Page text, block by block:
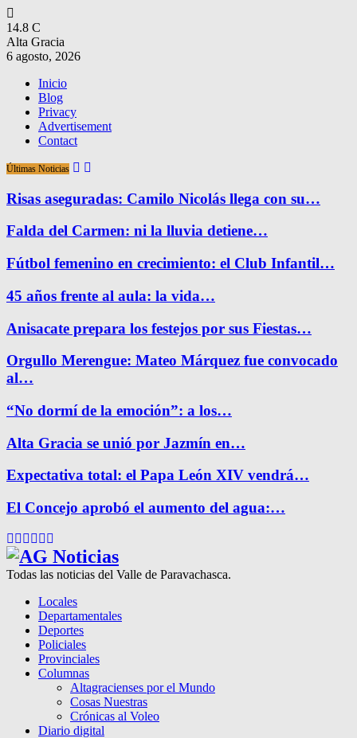
14.8 C
Alta Gracia
6 agosto, 2026
Inicio
Blog
Privacy
Advertisement
Contact
Últimas Noticias
Risas aseguradas: Camilo Nicolás llega con su…
Falda del Carmen: ni la lluvia detiene…
Fútbol femenino en crecimiento: el Club Infantil…
45 años frente al aula: la vida…
Anisacate prepara los festejos por sus Fiestas…
Orgullo Merengue: Mateo Márquez fue convocado
al…
“No dormí de la emoción”: a los…
Alta Gracia se unió por Jazmín en…
Expectativa total: el Papa León XIV vendrá…
El Concejo aprobó el aumento del agua:…
Facebook
Twitter
Instagram
Pinterest
Google
Todas las noticias del Valle de Paravachasca.
Locales
Departamentales
Deportes
Policiales
Provinciales
Columnas
Altagracienses por el Mundo
Cosas Nuestras
Crónicas al Voleo
Diario digital